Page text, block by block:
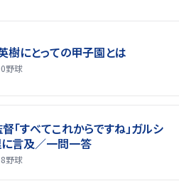
樹にとっての甲子園とは
野球
督「すべてこれからですね」ガルシ
言及／一問一答
野球